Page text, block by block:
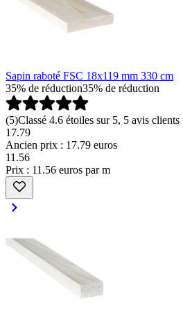
Sapin raboté FSC 18x119 mm 330 cm
35% de réduction35% de réduction
(5)Classé 4.6 étoiles sur 5, 5 avis clients
17.79
Ancien prix : 17.79 euros
11.56
Prix : 11.56 euros par m